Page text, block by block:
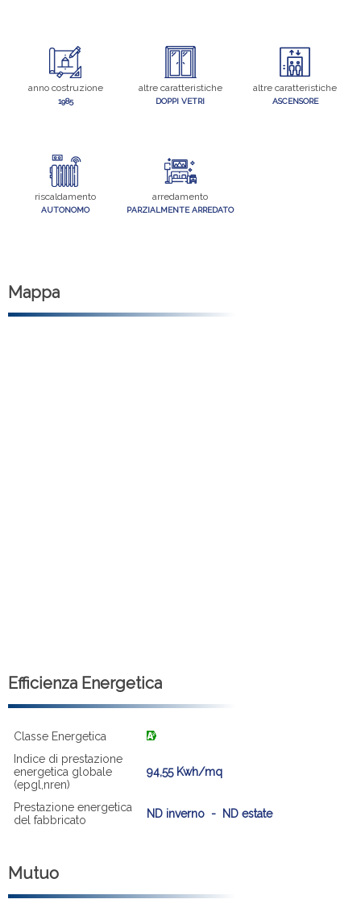
anno costruzione
1985
altre caratteristiche
DOPPI VETRI
altre caratteristiche
ASCENSORE
riscaldamento
AUTONOMO
arredamento
PARZIALMENTE ARREDATO
Mappa
Efficienza Energetica
Classe Energetica
Indice di prestazione
energetica globale
(epgl,nren)
94,55 Kwh/mq
Prestazione energetica
del fabbricato
ND inverno - ND estate
Mutuo